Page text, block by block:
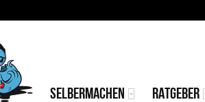
MAINMENU
SELBERMACHEN RATGEBER